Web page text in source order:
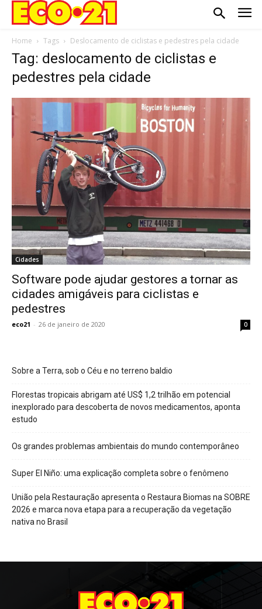
Home Tags Deslocamento de ciclistas e pedestres pela cidade
Tag: deslocamento de ciclistas e
pedestres pela cidade
Cidades
Software pode ajudar gestores a tornar as
cidades amigáveis para ciclistas e
pedestres
eco21 - 26 de janeiro de 2020 0
Sobre a Terra, sob o Céu e no terreno baldio
Florestas tropicais abrigam até US$ 1,2 trilhão em potencial
inexplorado para descoberta de novos medicamentos, aponta
estudo
Os grandes problemas ambientais do mundo contemporâneo
Super El Niño: uma explicação completa sobre o fenômeno
União pela Restauração apresenta o Restaura Biomas na SOBRE
2026 e marca nova etapa para a recuperação da vegetação
nativa no Brasil